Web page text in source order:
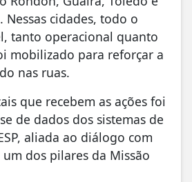
Nessas cidades, todo o
tanto operacional quanto
mobilizado para reforçar a
nas ruas.
que recebem as ações foi
de dados dos sistemas de
aliada ao diálogo com
dos pilares da Missão